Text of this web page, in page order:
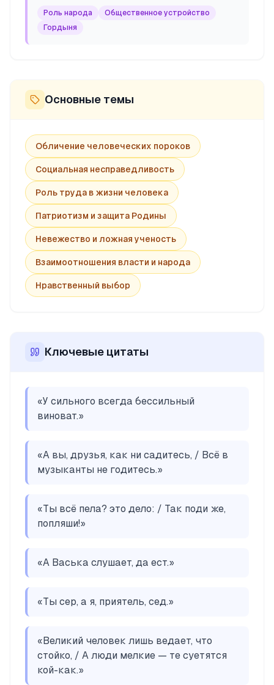
Роль народа
Общественное устройство
Гордыня
Основные темы
Обличение человеческих пороков
Социальная несправедливость
Роль труда в жизни человека
Патриотизм и защита Родины
Невежество и ложная ученость
Взаимоотношения власти и народа
Нравственный выбор
Ключевые цитаты
«У сильного всегда бессильный
виноват.»
«А вы, друзья, как ни садитесь, / Всё в
музыканты не годитесь.»
«Ты всё пела? это дело: / Так поди же,
попляши!»
«А Васька слушает, да ест.»
«Ты сер, а я, приятель, сед.»
«Великий человек лишь ведает, что
стойко, / А люди мелкие — те суетятся
кой-как.»